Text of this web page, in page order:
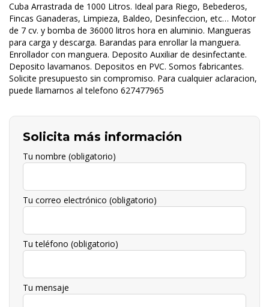
Cuba Arrastrada de 1000 Litros. Ideal para Riego, Bebederos,
Fincas Ganaderas, Limpieza, Baldeo, Desinfeccion, etc… Motor
de 7 cv. y bomba de 36000 litros hora en aluminio. Mangueras
para carga y descarga. Barandas para enrollar la manguera.
Enrollador con manguera. Deposito Auxiliar de desinfectante.
Deposito lavamanos. Depositos en PVC. Somos fabricantes.
Solicite presupuesto sin compromiso. Para cualquier aclaracion,
puede llamarnos al telefono 627477965
Solicita más información
Tu nombre (obligatorio)
Tu correo electrónico (obligatorio)
Tu teléfono (obligatorio)
Tu mensaje